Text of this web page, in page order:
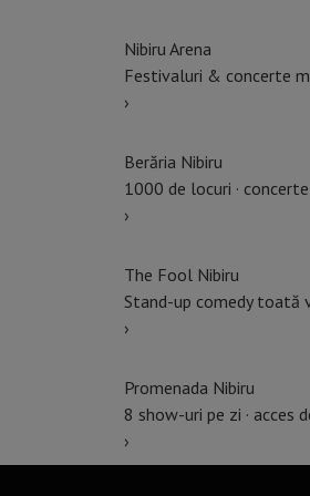
Nibiru Arena
Festivaluri & concerte
›
Berăria Nibiru
1000 de locuri ·
›
The Fool Nibiru
Stand-up comedy toată
›
Promenada Nibiru
8 show-uri pe zi · acces
›